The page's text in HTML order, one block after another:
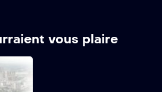
vous plaire